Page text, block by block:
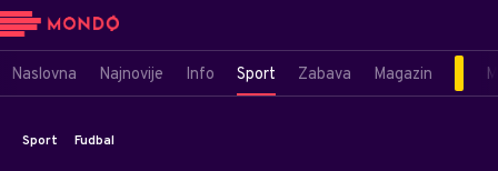
Naslovna Najnovije Info Sport Zabava Magazin
Sport Fudbal